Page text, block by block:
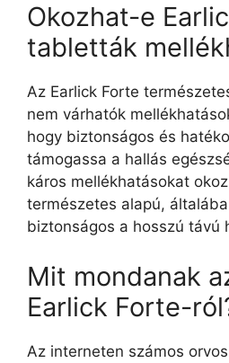
Okozhat-e
tabletták
Az Earlick Forte
nem várhatók
hogy biztonságos és
támogassa a hallás
káros mellékhatásokat
természetes alapú,
biztonságos a hosszú távú
Mit mondanak
Earlick Forte-
Az interneten számos